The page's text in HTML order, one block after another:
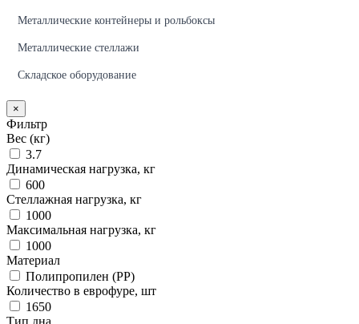
Металлические контейнеры и рольбоксы
Металлические стеллажи
Складское оборудование
×
Фильтр
Вес (кг)
3.7
Динамическая нагрузка, кг
600
Стеллажная нагрузка, кг
1000
Максимальная нагрузка, кг
1000
Материал
Полипропилен (PP)
Количество в еврофуре, шт
1650
Тип дна